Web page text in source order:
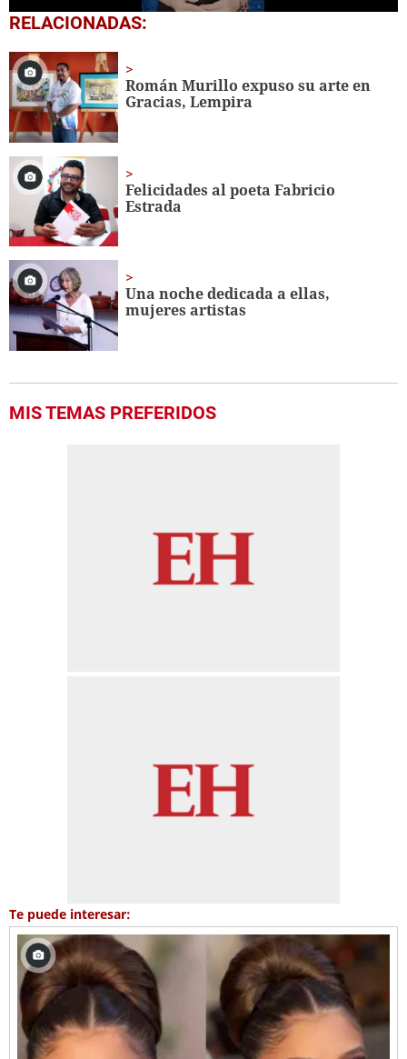
0
seconds
1
minute,
seconds
RELACIONADAS:
Román Murillo expuso su arte en
Gracias, Lempira
Felicidades al poeta Fabricio
Estrada
Una noche dedicada a ellas,
mujeres artistas
MIS TEMAS PREFERIDOS
Te puede interesar: